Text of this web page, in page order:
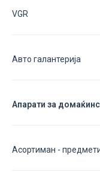
VGR
Авто галантерија
Апарати за
Асортиман -